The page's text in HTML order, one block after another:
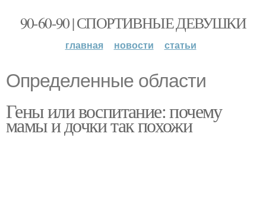
90-60-90 | СПОРТИВНЫЕ ДЕВУШКИ
главная новости статьи
Определенные области
Гены или воспитание: почему
мамы и дочки так похожи